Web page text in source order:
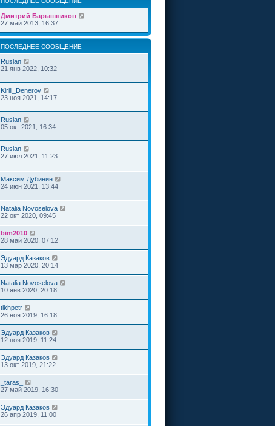
Дмитрий Барышников
27 май 2013, 16:37
ПОСЛЕДНЕЕ СООБЩЕНИЕ
Ruslan
21 янв 2022, 10:32
Kirill_Denerov
23 ноя 2021, 14:17
Ruslan
05 окт 2021, 16:34
Ruslan
27 июл 2021, 11:23
Максим Дубинин
24 июн 2021, 13:44
Natalia Novoselova
22 окт 2020, 09:45
bim2010
28 май 2020, 07:12
Эдуард Казаков
13 мар 2020, 20:14
Natalia Novoselova
10 янв 2020, 20:18
tikhpetr
26 ноя 2019, 16:18
Эдуард Казаков
12 ноя 2019, 11:24
Эдуард Казаков
13 окт 2019, 21:22
_taras_
27 май 2019, 16:30
Эдуард Казаков
26 апр 2019, 11:00